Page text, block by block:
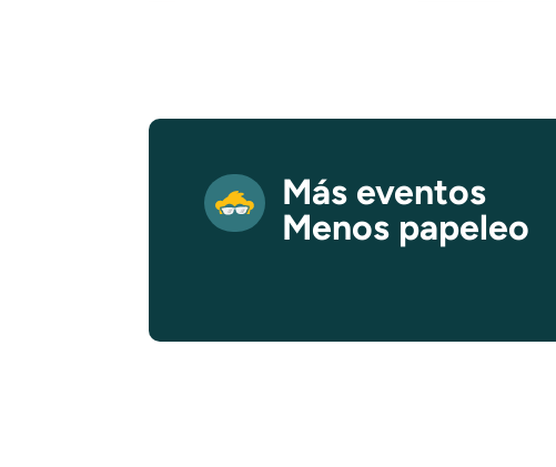
Más eventos
Menos papeleo